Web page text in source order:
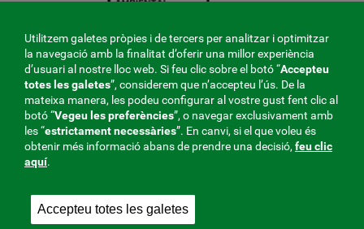
Utilitzem galetes pròpies i de tercers per analitzar i optimitzar
la navegació amb la finalitat d’oferir una millor experiència
d’usuari al nostre lloc web. Si feu clic sobre el botó “Accepteu
totes les galetes”, considerem que n’accepteu l’ús. De la
mateixa manera, les podeu configurar al vostre gust fent clic al
botó “Vegeu les preferències”, o navegar exclusivament amb
les “estrictamentnecessàries”. En canvi, si el que voleu és
obtenir més informació abans de prendre una decisió, feu clic
aquí.
Accepteu totes les galetes